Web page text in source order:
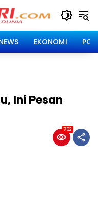
EKONOMI
Ini Pesan
762